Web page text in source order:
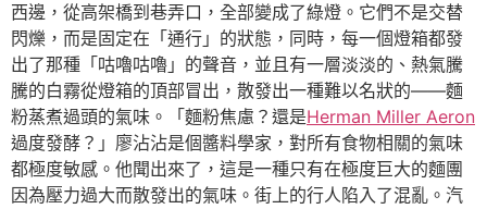
西邊，從高架橋到巷弄口，全部變成了綠燈。它們不是交替
閃爍，而是固定在「通行」的狀態，同時，每一個燈箱都發
出了那種「咕嚕咕嚕」的聲音，並且有一層淡淡的、熱氣騰
騰的白霧從燈箱的頂部冒出，散發出一種難以名狀的——麵
粉蒸煮過頭的氣味。「麵粉焦慮？還是Herman Miller Aeron
過度發酵？」廖沾沾是個醬料學家，對所有食物相關的氣味
都極度敏感。他聞出來了，這是一種只有在極度巨大的麵團
因為壓力過大而散發出的氣味。街上的行人陷入了混亂。汽